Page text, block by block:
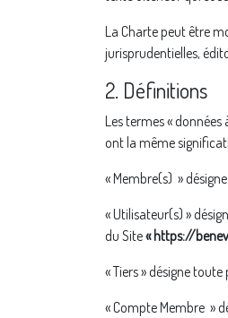
La Charte peut être
jurisprudentielles,
2. Définitions
Les termes « données
ont la même
« Membre(s) »
« Utilisateur(s) »
du Site« https://
« Tiers » désigne
« Compte Membre »